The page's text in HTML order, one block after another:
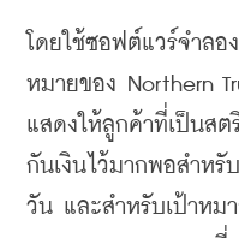
โดยใช้ซอฟต์แวร์จำลอ
หมายของ Northern
แสดงให้ลูกค้าที่เป็นสต
กันเงินไว้มากพอสำหรั
วัน และสำหรับเป้าหม